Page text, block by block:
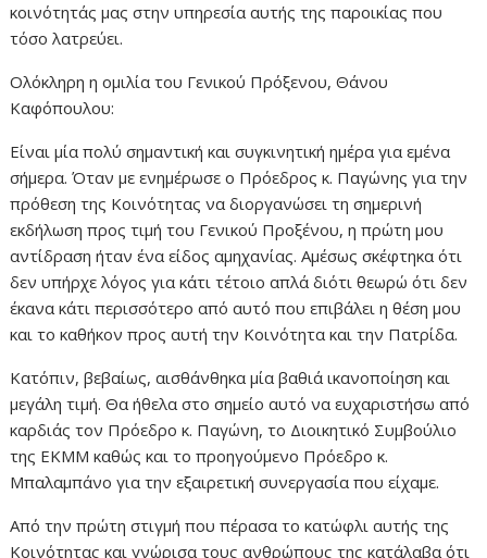
κοινότητάς μας στην υπηρεσία αυτής της παροικίας που
τόσο λατρεύει.
Ολόκληρη η ομιλία του Γενικού Πρόξενου, Θάνου
Καφόπουλου:
Είναι μία πολύ σημαντική και συγκινητική ημέρα για εμένα
σήμερα. Όταν με ενημέρωσε ο Πρόεδρος κ. Παγώνης για την
πρόθεση της Κοινότητας να διοργανώσει τη σημερινή
εκδήλωση προς τιμή του Γενικού Προξένου, η πρώτη μου
αντίδραση ήταν ένα είδος αμηχανίας. Αμέσως σκέφτηκα ότι
δεν υπήρχε λόγος για κάτι τέτοιο απλά διότι θεωρώ ότι δεν
έκανα κάτι περισσότερο από αυτό που επιβάλει η θέση μου
και το καθήκον προς αυτή την Κοινότητα και την Πατρίδα.
Κατόπιν, βεβαίως, αισθάνθηκα μία βαθιά ικανοποίηση και
μεγάλη τιμή. Θα ήθελα στο σημείο αυτό να ευχαριστήσω από
καρδιάς τον Πρόεδρο κ. Παγώνη, το Διοικητικό Συμβούλιο
της ΕΚΜΜ καθώς και το προηγούμενο Πρόεδρο κ.
Μπαλαμπάνο για την εξαιρετική συνεργασία που είχαμε.
Από την πρώτη στιγμή που πέρασα το κατώφλι αυτής της
Κοινότητας και γνώρισα τους ανθρώπους της κατάλαβα ότι